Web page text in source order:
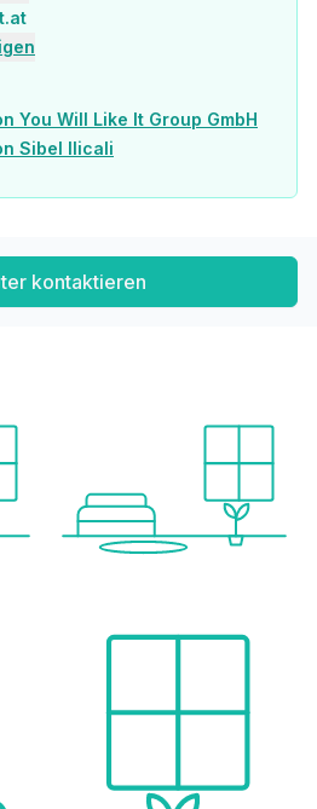
You Will Like It Group GmbH
Sibel Ilicali
kontaktieren